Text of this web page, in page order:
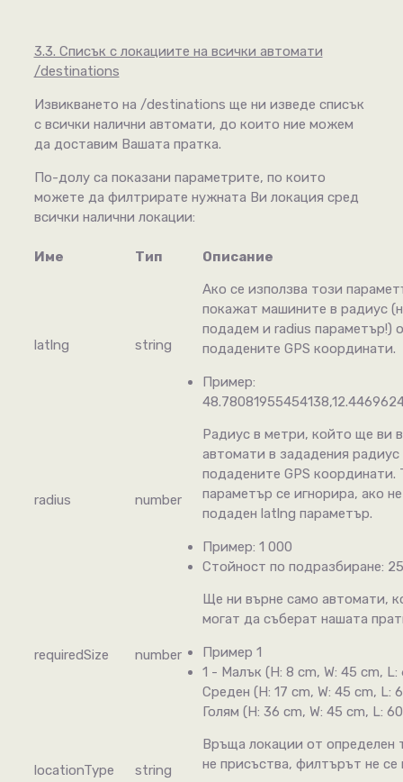
3.3. Списък с локациите на всички автомати
/destinations
Извикването на /destinations ще ни изведе списък
с всички налични автомати, до които ние можем
да доставим Вашата пратка.
По-долу са показани параметрите, по които
можете да филтрирате нужната Ви локация сред
всички налични локации:
Име Тип Описание
latlng string
Ако се използва този
покажат машините в радиус
подадем и radius параметър!)
подадените GPS координати.
Пример:
radius number
Радиус в метри, който ще ви
автомати в зададения радиус
подадените GPS координати.
параметър се игнорира, ако
подаден latlng параметър.
Пример: 1 000
Стойност по подразбиране:
requiredSize number
Ще ни върне само автомати,
могат да съберат нашата
Пример 1
1 - Малък (H: 8 cm, W: 45 cm,
Среден (H: 17 cm, W: 45 cm, L:
Голям (H: 36 cm, W: 45 cm, L:
locationType string
Връща локации от определен
не присъства, филтърът не се